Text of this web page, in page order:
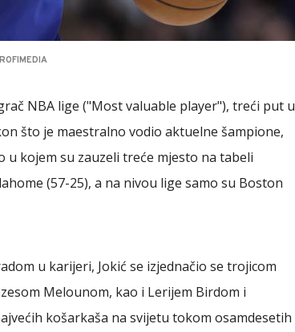
NBA lige ("Most valuable player"), treći put u
što je maestralno vodio aktuelne šampione,
kojem su zauzeli treće mjesto na tabeli
(57-25), a na nivou lige samo su Boston
u karijeri, Jokić se izjednačio se trojicom
Melounom, kao i Lerijem Birdom i
košarkaša na svijetu tokom osamdesetih